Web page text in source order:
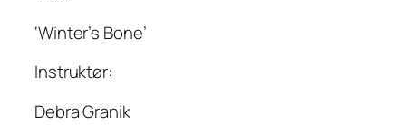
‘Winter’s Bone’
Instruktør:
Debra Granik